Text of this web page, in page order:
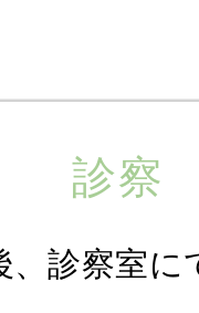
診察
、診察室